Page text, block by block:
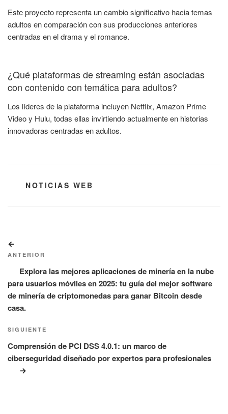
Este proyecto representa un cambio significativo hacia temas
adultos en comparación con sus producciones anteriores
centradas en el drama y el romance.
¿Qué plataformas de streaming están asociadas
con contenido con temática para adultos?
Los líderes de la plataforma incluyen Netflix, Amazon Prime
Video y Hulu, todas ellas invirtiendo actualmente en historias
innovadoras centradas en adultos.
CATEGORÍAS
NOTICIAS WEB
de
entradas
anterior:
ANTERIOR
Explora las mejores aplicaciones de minería en la nube
para usuarios móviles en 2025: tu guía del mejor software
de minería de criptomonedas para ganar Bitcoin desde
casa.
Siguiente
entrada
SIGUIENTE
Comprensión de PCI DSS 4.0.1: un marco de
ciberseguridad diseñado por expertos para profesionales